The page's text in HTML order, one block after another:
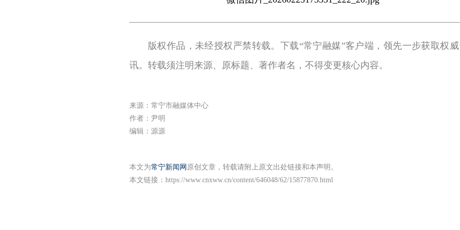
版权作品，未经授权严禁转载。下载“常宁融媒”客户端，领先一步获取权
讯。转载须注明来源、原标题、著作者名，不得变更核心内容。
来源：常宁市融媒体中心
作者：尹明
编辑：源源
本文为常宁新闻网 原创文章，转载请附上原文出处链接和本声明。
本文链接： https://www.cnxww.cn/content/646048/62/15877870.html